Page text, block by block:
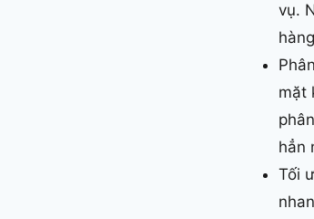
vụ.
mặt
hẳn
Tối